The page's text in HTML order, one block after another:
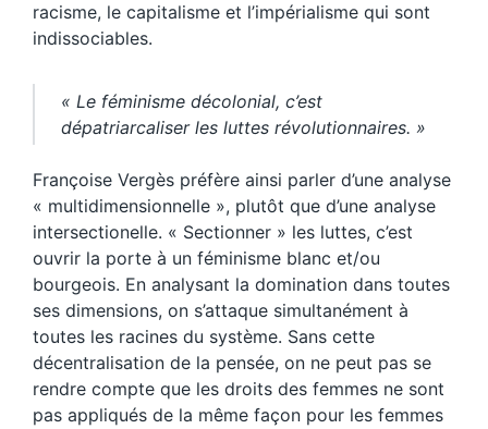
racisme, le capitalisme et l’impérialisme qui sont
indissociables.
« Le féminisme décolonial, c’est
dépatriarcaliser les luttes révolutionnaires. »
Françoise Vergès préfère ainsi parler d’une analyse
« multidimensionnelle », plutôt que d’une analyse
intersectionelle. « Sectionner » les luttes, c’est
ouvrir la porte à un féminisme blanc et/ou
bourgeois. En analysant la domination dans toutes
ses dimensions, on s’attaque simultanément à
toutes les racines du système. Sans cette
décentralisation de la pensée, on ne peut pas se
rendre compte que les droits des femmes ne sont
pas appliqués de la même façon pour les femmes